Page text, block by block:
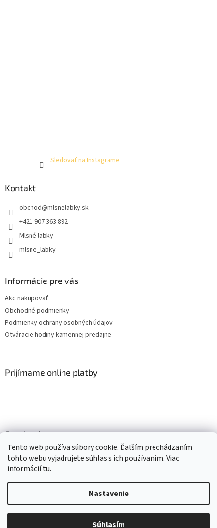
Tento web používa súbory cookie. Ďalším prechádzaním
tohto webu vyjadrujete súhlas s ich používaním. Viac
informáciítu.
Nastavenie
Súhlasím
Sledovať na Instagrame
Kontakt
obchod@mlsnelabky.sk
+421 907 363 892
Mlsné labky
mlsne_labky
Informácie pre vás
Ako nakupovať
Obchodné podmienky
Podmienky ochrany osobných údajov
Otváracie hodiny kamennej predajne
Prijímame online platby
Facebook
Vytvoril Shoptet
Copyright 2026Mlsné labky. Všetky práva vyhradené.Upraviť
nastavenie cookies